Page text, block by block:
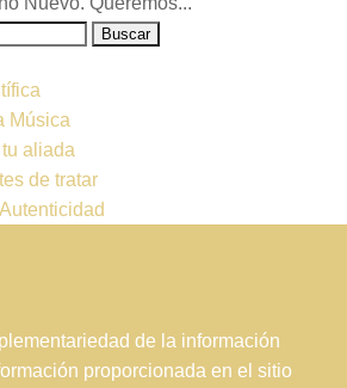
Música
aliada
de tratar
de la información
proporcionada en el sitio